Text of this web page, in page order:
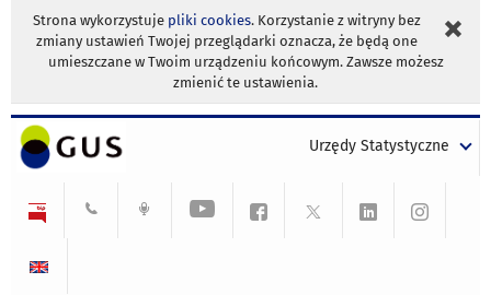
Strona wykorzystuje pliki cookies. Korzystanie z witryny bez
zmiany ustawień Twojej przeglądarki oznacza, że będą one
umieszczane w Twoim urządzeniu końcowym. Zawsze możesz
zmienić te ustawienia.
Urzędy Statystyczne